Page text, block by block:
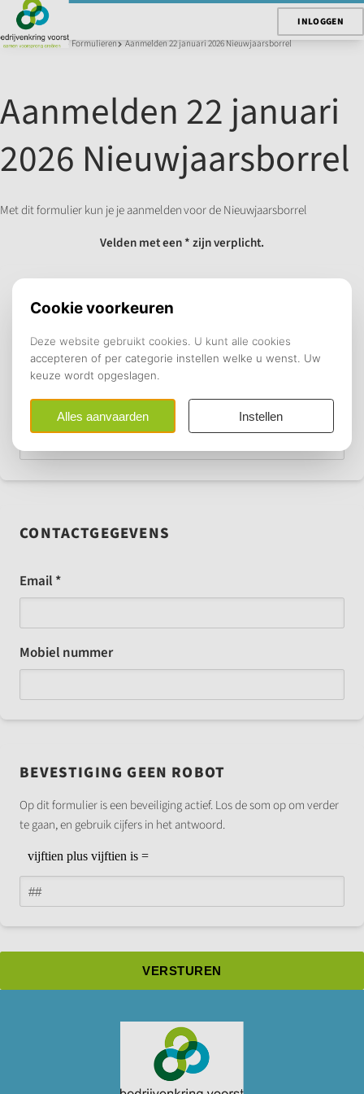
INLOGGEN
U bent hier:Home Formulieren Aanmelden 22 januari 2026 Nieuwjaarsborrel
Aanmelden 22 januari
2026 Nieuwjaarsborrel
Met dit formulier kun je je aanmelden voor de Nieuwjaarsborrel
Velden met een * zijn verplicht.
Bedrijfsnaam *
Voor en achternaam *
CONTACTGEGEVENS
Email *
Mobiel nummer
BEVESTIGING GEEN ROBOT
Op dit formulier is een beveiliging actief. Los de som op om verder
te gaan, en gebruik cijfers in het antwoord.